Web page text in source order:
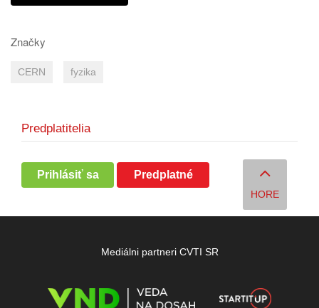
Značky
CERN fyzika
Predplatitelia
Prihlásiť sa Predplatné
HORE
Mediálni partneri CVTI SR